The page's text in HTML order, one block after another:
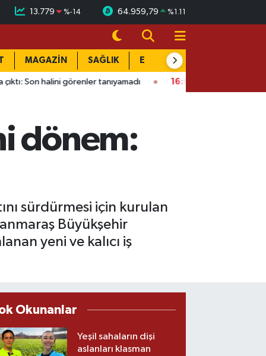
13.779 %-14 64.959,79 %1.11
MAGAZİN SAĞLIK EĞİTİM
tanıyamadı 16:01Kahramanmaraş’ta bina çöktü:
dönem:
sürdürmesi için kurulan
Büyükşehir
yeni ve kalıcı iş
Okunanlar
Yeşil sahaların dişi
aslanları klasman